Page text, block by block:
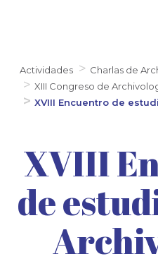
Actividades
Charlas de
XIII Congreso de
XVIII Encuentro de
XVIII
de